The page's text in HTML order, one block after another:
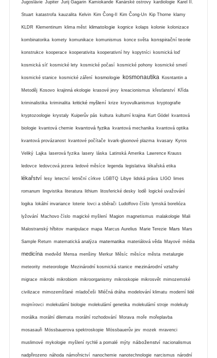
Jugoslávie Jupiter Jurij Gagarin Kamiokande Kanárské ostrovy kardiologie Karel II.
Stuart katastrofa kauzalita Kelvin Kim Čong-Il Kim Čong-Un Kip Thorne klamy
KLDR Klementinum klima měst klimatologie kognice kolaps kolonie kolonizace
kombinatorika komety komunikace komunismus konce světa konspirační teorie
konstrukce kooperace kooperativita kooperativní hry kopytníci kosmická loď
kosmická síť kosmické lety kosmické počasí kosmické pohony kosmické smetí
kosmické stanice kosmické záření kosmologie kosmonautika Kosntantin a
Metoděj Kosovo krajinná ekologie krasové jevy kreacionismus křesťanství Křída
kriminalistika kriminalita kritické myšlení krize kryovulkanismus kryptografie
kryptozoologie krystaly Kuiperův pás kultura kulturní krajina Kurt Gödel kvantová
biologie kvantová chemie kvantová fyzika kvantová mechanika kvantová optika
kvantová provázanost kvantové počítače kvark-gluonové plazma kvasary Kyros
Veliký Lajka laserová fyzika lasery láska Latinská Amerika Lawrence Krauss
ledovce ledovcová jezera ledové měsíce legenda legislativa lékařská etika
lékařství lesy letectví letniční církve LGBTQ Libye lidská práva LIGO limes
romanum lingvistika literatura lithium litosferické desky lodě logické uvažování
logika lokální invariance loterie lovci a sběrači Ludolfovo číslo lymská borelióza
lyžování Machovo číslo magické myšlení Magion magnetismus malakologie Mali
Malostranský hřbitov manipulace mapa Marcus Aurelius Marie Terezie Mars Mars
Sample Return matematická analýza matematika materiálová věda Mayové média
medicína medvěd Mensa menšiny Merkur Měsíc měsíce města metalurgie
meteority meteorologie Mezinárodní kosmická stanice mezinárodní vztahy
migrace mikrobi mikrobiom mikroorganismy mikroskopie mikrosvět mimozemské
civilizace mimozemšťané mladočeši Mléčná dráha modelování klimatu moderní lidé
mojmírovci molekulární biologie molekulární genetika molekulární stroje molekuly
morálka morální dilemata morální rozhodování Morava moře mořeplavba
mosasauři Mössbauerova spektroskopie Mössbauerův jev mozek mravenci
muslimové mykologie myšlení rychlé a pomalé mýty náboženství nacionalismus
nadpřirozeno náhoda námořnictví nanochemie nanotechnologie narcismus národní